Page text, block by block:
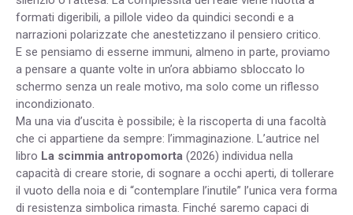
formati digeribili, a pillole video da quindici secondi e a
narrazioni polarizzate che anestetizzano il pensiero critico.
E se pensiamo di esserne immuni, almeno in parte, proviamo
a pensare a quante volte in un’ora abbiamo sbloccato lo
schermo senza un reale motivo, ma solo come un riflesso
incondizionato.
Ma una via d’uscita è possibile; è la riscoperta di una facoltà
che ci appartiene da sempre: l’immaginazione. L’autrice nel
libro La scimmia antropomorta (2026) individua nella
capacità di creare storie, di sognare a occhi aperti, di tollerare
il vuoto della noia e di “contemplare l’inutile” l’unica vera forma
di resistenza simbolica rimasta. Finché saremo capaci di